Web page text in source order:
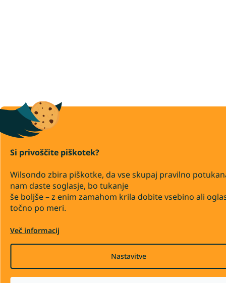
Si privoščite piškotek?
Wilsondo zbira piškotke, da vse skupaj pravilno
nam daste soglasje, bo tukanje
še boljše – z enim zamahom krila dobite vsebino ali
točno po meri.
Več informacij
Nastavitve